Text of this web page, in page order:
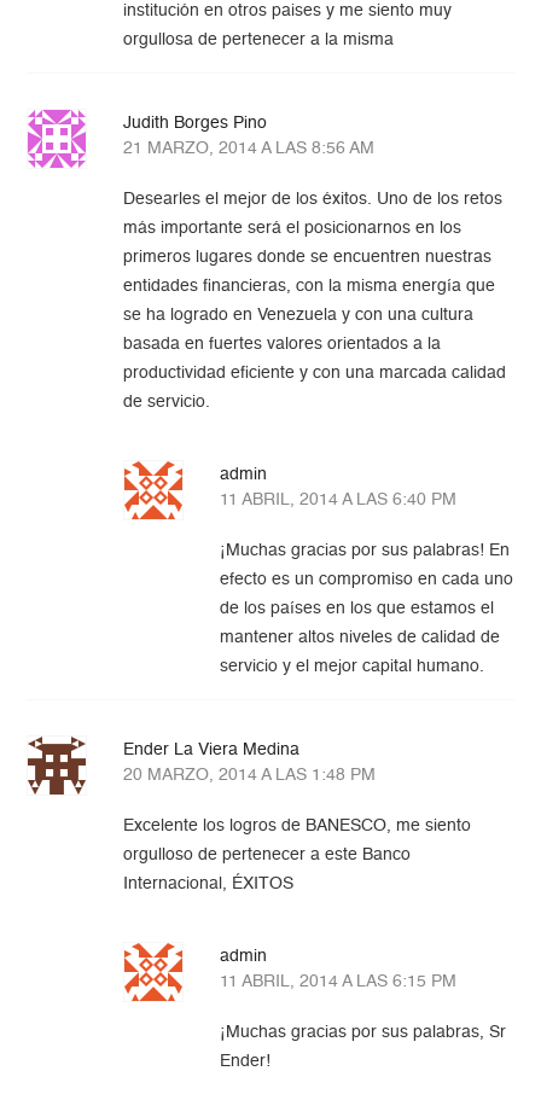
institución en otros paises y me siento muy
orgullosa de pertenecer a la misma
Judith Borges Pino
21 MARZO, 2014 A LAS 8:56 AM
Desearles el mejor de los éxitos. Uno de los retos
más importante será el posicionarnos en los
primeros lugares donde se encuentren nuestras
entidades financieras, con la misma energía que
se ha logrado en Venezuela y con una cultura
basada en fuertes valores orientados a la
productividad eficiente y con una marcada calidad
de servicio.
admin
11 ABRIL, 2014 A LAS 6:40 PM
¡Muchas gracias por sus palabras! En
efecto es un compromiso en cada uno
de los países en los que estamos el
mantener altos niveles de calidad de
servicio y el mejor capital humano.
Ender La Viera Medina
20 MARZO, 2014 A LAS 1:48 PM
Excelente los logros de BANESCO, me siento
orgulloso de pertenecer a este Banco
Internacional, ÉXITOS
admin
11 ABRIL, 2014 A LAS 6:15 PM
¡Muchas gracias por sus palabras, Sr
Ender!